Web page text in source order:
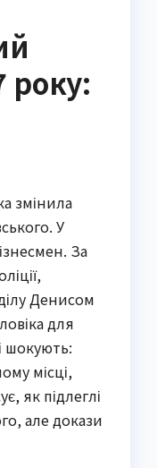
року:
змінила
У
За
Денисом
для
шокують:
місці,
як підлеглі
але докази